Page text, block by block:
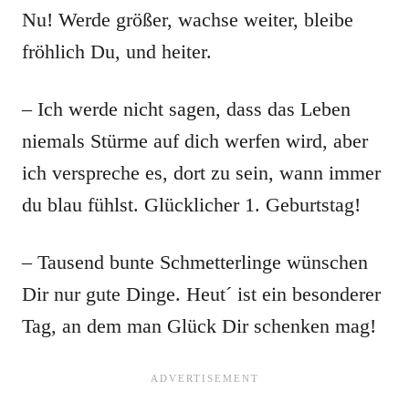
Nu! Werde größer, wachse weiter, bleibe
fröhlich Du, und heiter.
– Ich werde nicht sagen, dass das Leben
niemals Stürme auf dich werfen wird, aber
ich verspreche es, dort zu sein, wann immer
du blau fühlst. Glücklicher 1. Geburtstag!
– Tausend bunte Schmetterlinge wünschen
Dir nur gute Dinge. Heut´ ist ein besonderer
Tag, an dem man Glück Dir schenken mag!